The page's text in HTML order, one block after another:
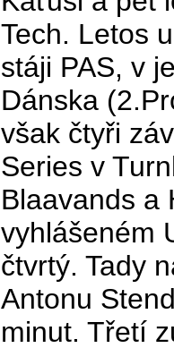
Tech. Letos
stáji PAS, v
Dánska
však čtyři
Series v
Blaavands a
vyhlášeném
čtvrtý. Tady
Antonu
minut. Třetí